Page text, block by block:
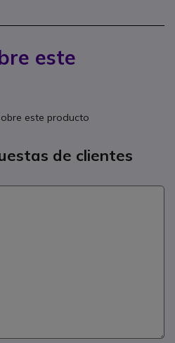
este
este producto
de clientes